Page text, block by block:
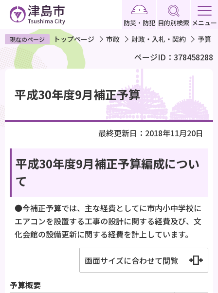
ペ
ー
ジ
で
す
防災・防犯 目的別検索 メニュー
現在のページ トップページ 市政 財政・入札・契約 予算
ページID：378458288
平成30年度9月補正予算
最終更新日：2018年11月20日
平成30年度9月補正予算編成につい
て
●今補正予算では、主な経費としてに市内小中学校に
エアコンを設置する工事の設計に関する経費及び、文
化会館の設備更新に関する経費を計上しています。
画面サイズに合わせて閲覧
予算概要